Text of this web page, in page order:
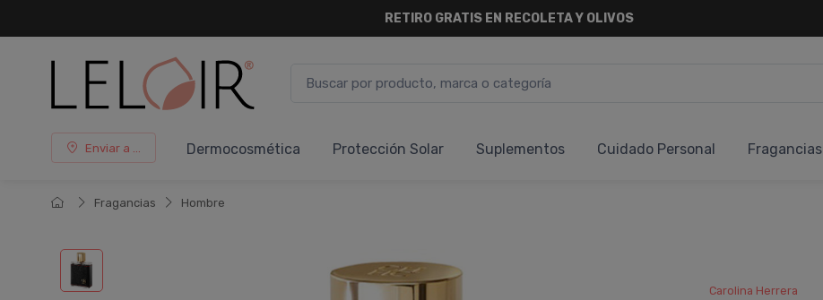
RETIRO GRATISEN RECOLETA Y OLIVOS
Enviar a ... Dermocosmética Protección Solar Suplementos Cuidado Personal Fragancias
Fragancias Hombre
Carolina Herrera